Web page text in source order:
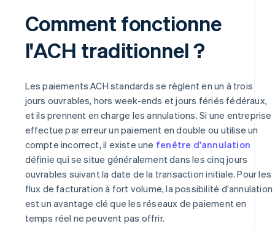
Comment fonctionne
l'ACH traditionnel ?
Les paiements ACH standards se règlent en un à trois
jours ouvrables, hors week-ends et jours fériés fédéraux,
et ils prennent en charge les annulations. Si une entreprise
effectue par erreur un paiement en double ou utilise un
compte incorrect, il existe une fenêtre d'annulation
définie qui se situe généralement dans les cinq jours
ouvrables suivant la date de la transaction initiale. Pour les
flux de facturation à fort volume, la possibilité d'annulation
est un avantage clé que les réseaux de paiement en
temps réel ne peuvent pas offrir.